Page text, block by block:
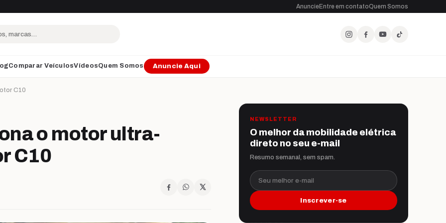
AnuncieEntre em contatoQuem Somos
Comparar VeículosVídeosQuem Somos Anuncie Aqui
C10
o motor ultra-
C10
NEWSLETTER
O melhor da mobilidade elétrica
direto no seu e-mail
Resumo semanal, sem spam.
Seu melhor e-mail
Inscrever-se